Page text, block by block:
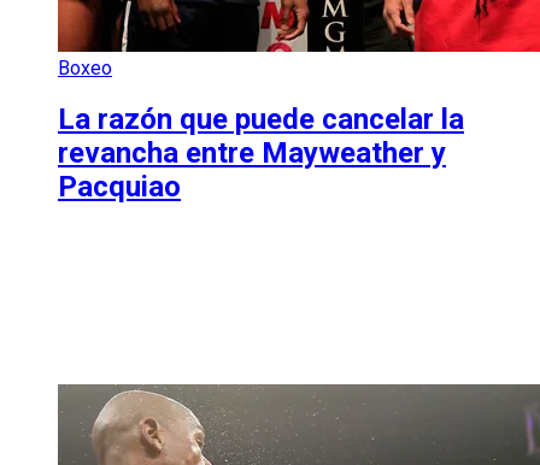
Boxeo
La razón que puede cancelar la
revancha entre Mayweather y
Pacquiao